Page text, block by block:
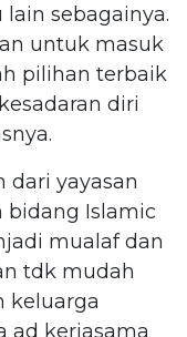
sebagainya.
untuk masuk
pilihan terbaik
diri
dari yayasan
bidang Islamic
mualaf dan
tdk mudah
keluarga
ad kerjasama